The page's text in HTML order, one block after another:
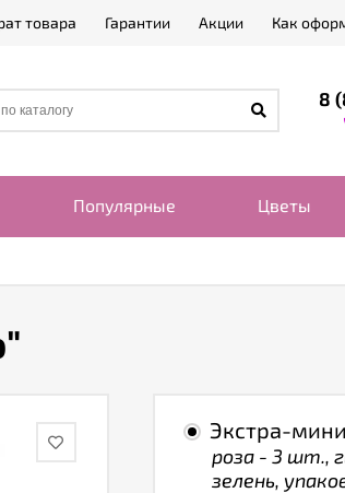
товара Гарантии Акции Как
8
Популярные Цветы
Экстра-мини
роза - 3 шт.,
зелень,